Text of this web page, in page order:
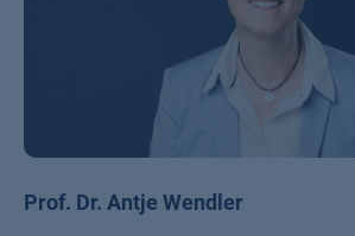
Prof. Dr. Antje Wendler